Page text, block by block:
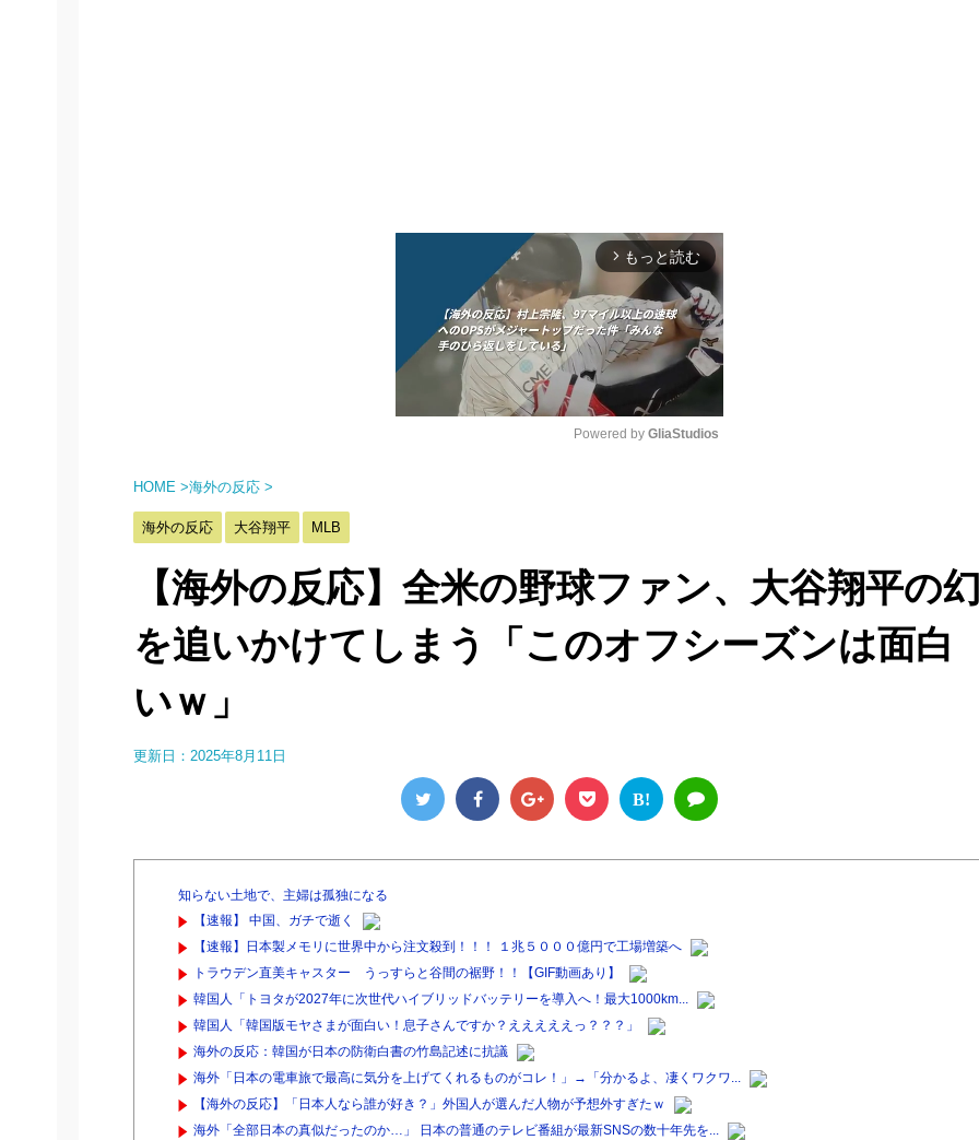
arrow_forward_ios もっと読む
e
Powered by GliaStudios
HOME >海外の反応 >
海外の反応 大谷翔平 MLB
【海外の反応】全米の野球ファン、大谷翔平の
を追いかけてしまう「このオフシーズンは面白
いｗ」
更新日： 2025年8月11日
B!
知らない土地で、主婦は孤独になる
【速報】 中国、ガチで逝く
【速報】日本製メモリに世界中から注文殺到！！！ １兆５０００億円で工場増築へ
トラウデン直美キャスター うっすらと谷間の裾野！！【GIF動画あり】
韓国人「トヨタが2027年に次世代ハイブリッドバッテリーを導入へ！最大1000km...
韓国人「韓国版モヤさまが面白い！息子さんですか？えええええっ？？？」
海外の反応：韓国が日本の防衛白書の竹島記述に抗議
海外「日本の電車旅で最高に気分を上げてくれるものがコレ！」→「分かるよ、凄くワクワ...
【海外の反応】「日本人なら誰が好き？」外国人が選んだ人物が予想外すぎたｗ
海外「全部日本の真似だったのか…」 日本の普通のテレビ番組が最新SNSの数十年先を...